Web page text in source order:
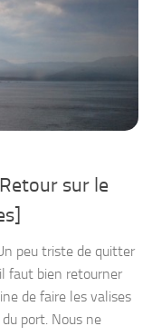
sur le
peu triste de quitter
faut bien retourner
de faire les valises
port. Nous ne